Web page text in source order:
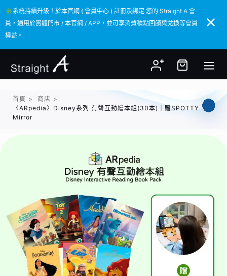
✳️系統持續升級！於本官網 ( 會員中心 ) 註冊及綁定 您的 Straight A 會
員，通用於實體門市 / 本官網 / APP，並可享消費積點回饋與兌換等會員
權益。
✳️系統持續升級！於本官網 ( 會員中心 ) 註冊及綁定 您的 Straight A 會
員，通用於實體門市 / 本官網 / APP，並可享消費積點回饋與兌換等會員
權益。
首頁 > 商店 >
〈ARpedia〉Disney系列 有聲互動繪本組(30本)｜贈SPOTTY
Mirror